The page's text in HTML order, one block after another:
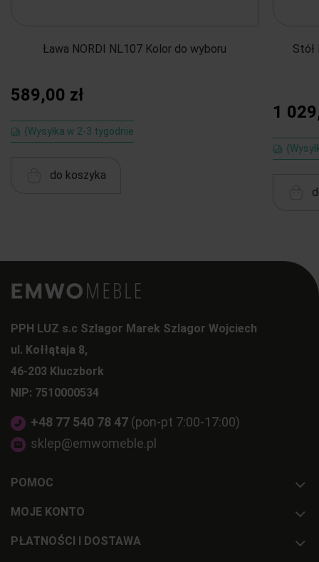
Ława NORDI NL107 Kolor do wyboru
589,00 zł
{Wysyłka w 2-3 tygodnie
do koszyka
Stół
1
PPH LUZ s.c Szlagor Marek Szlagor Wojciech
ul. Kołłątaja 8,
46-203 Kluczbork
NIP: 7510000534
+48 77 540 78 47 (pon-pt 7:00-17:00)
sklep@emwomeble.pl
POMOC
MOJE KONTO
PŁATNOŚCI I DOSTAWA